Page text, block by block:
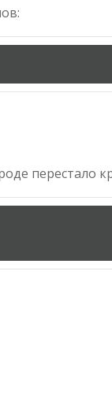
перестало